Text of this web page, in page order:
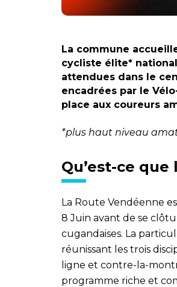
La commune
cycliste élite*
attendues dans le
encadrées par le
place aux coureurs
*plus haut niveau
Qu’est-ce
La Route Vendéenne
8 Juin avant de se
cugandaises. La
réunissant les trois
ligne et contre-la-
programme riche et